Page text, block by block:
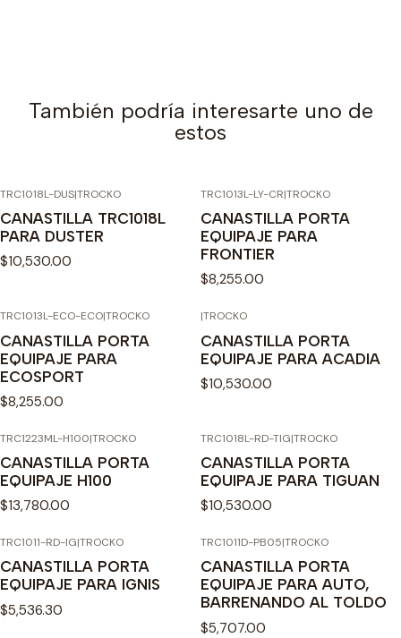
También podría interesarte uno de
estos
TRC1018L-DUS|TROCKO
CANASTILLA TRC1018L
PARA DUSTER
$10,530.00
TRC1013L-LY-CR|TROCKO
CANASTILLA PORTA
EQUIPAJE PARA
FRONTIER
$8,255.00
TRC1013L-ECO-ECO|TROCKO
CANASTILLA PORTA
EQUIPAJE PARA
ECOSPORT
$8,255.00
|TROCKO
CANASTILLA PORTA
EQUIPAJE PARA ACADIA
$10,530.00
TRC1223ML-H100|TROCKO
CANASTILLA PORTA
EQUIPAJE H100
$13,780.00
TRC1018L-RD-TIG|TROCKO
CANASTILLA PORTA
EQUIPAJE PARA TIGUAN
$10,530.00
TRC1011-RD-IG|TROCKO
CANASTILLA PORTA
EQUIPAJE PARA IGNIS
$5,536.30
TRC1011D-PB05|TROCKO
CANASTILLA PORTA
EQUIPAJE PARA AUTO,
BARRENANDO AL TOLDO
$5,707.00